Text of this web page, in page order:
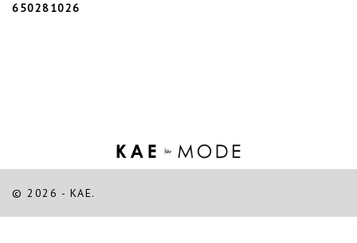
650281026
© 2026 - KAE.